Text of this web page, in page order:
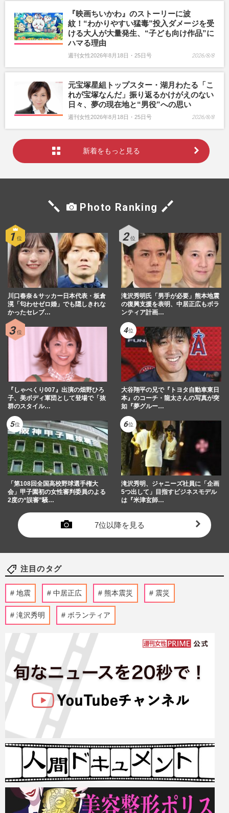
『映画ちいかわ』のストーリーに波
紋！“わかりやすい猛毒”投入ダメージを受
ける大人が大量発生、“子ども向け作品”に
ハマる理由
週刊女性2026年8月18日・25日号 2026/8/8
元宝塚星組トップスター・湖月わたる「こ
れが宝塚なんだ」振り返るかけがえのない
日々、夢の現在地と“男役”への思い
週刊女性2026年8月18日・25日号 2026/8/8
新着をもっと見る
Photo Ranking
川口春奈＆サッカー日本代表・板倉
滉「匂わせゼロ婚」でも隠しきれな
かったセレブ…
滝沢秀明氏「男手が必要」熊本地震
の復興支援を表明、中居正広もボラ
ンティア計画…
『しゃべくり007』出演の畑野ひろ
子、美ボディ軍団として登場で「抜
群のスタイル…
大谷翔平の兄で『トヨタ自動車東日
本』のコーチ・龍太さんの写真が突
如『夢グルー…
「第108回全国高校野球選手権大
会」甲子園初の女性審判委員のよる
2度の“誤審”騒…
滝沢秀明、ジャニーズ社員に「企画
5つ出して」目指すビジネスモデル
は『米津玄師…
7位以降を見る
注目のタグ
地震 中居正広 熊本震災 震災
滝沢秀明 ボランティア